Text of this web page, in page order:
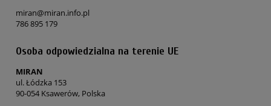
miran@miran.info.pl
786 895 179
Osoba odpowiedzialna na terenie UE
MIRAN
ul. Łódzka 153
90-054 Ksawerów, Polska